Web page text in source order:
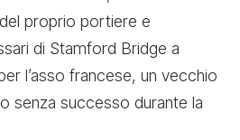
proprio portiere e
di Stamford Bridge a
l’asso francese, un vecchio
senza successo durante la